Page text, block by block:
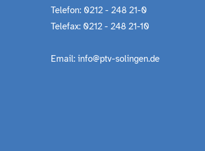
Telefon: 0212 - 248 21-0
Telefax: 0212 - 248 21-10
Email: info@ptv-solingen.de